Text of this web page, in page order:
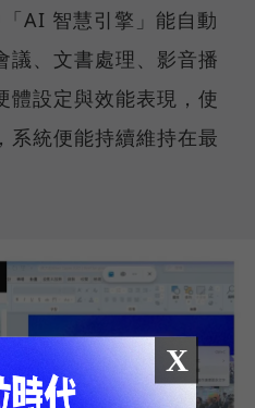
AI 智慧引擎」能自動
議、文書處理、影音播
體設定與效能表現，使
系統便能持續維持在最
X